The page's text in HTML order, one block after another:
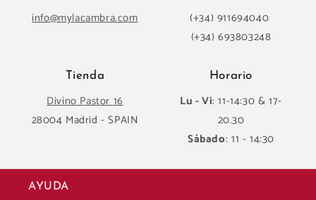
info@mylacambra.com
(+34) 911694040
(+34) 693803248
Tienda
Divino Pastor 16
28004 Madrid - SPAIN
Horario
Lu - Vi: 11-14:30 & 17-
20.30
Sábado: 11 - 14:30
AYUDA